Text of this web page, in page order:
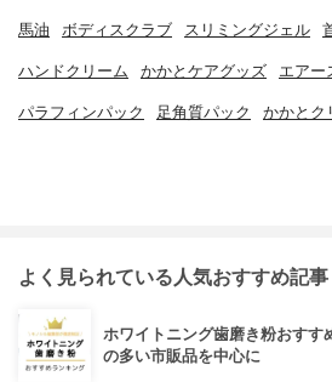
馬油 ボディスクラブ スリミングジェル
ハンドクリーム かかとケアグッズ エアー
パラフィンパック 足角質パック かかとク
よく見られている人気おすすめ記事
ホワイトニング歯磨き粉おすす
の多い市販品を中心に